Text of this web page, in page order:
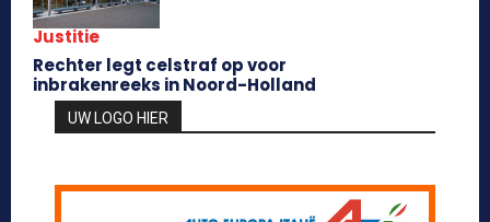
Justitie
Rechter legt celstraf op voor
inbrakenreeks in Noord-Holland
UW LOGO HIER